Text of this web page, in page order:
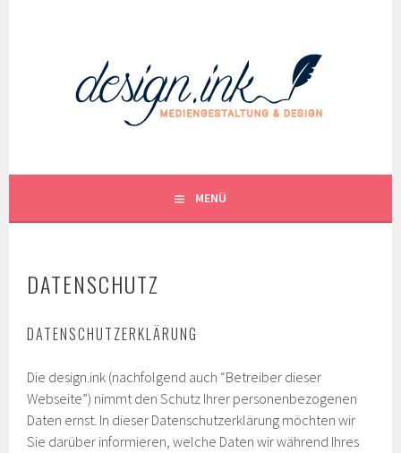
MENÜ
DATENSCHUTZ
DATENSCHUTZERKLÄRUNG
Die design.ink (nachfolgend auch “Betreiber dieser
Webseite”) nimmt den Schutz Ihrer personenbezogenen
Daten ernst. In dieser Datenschutzerklärung möchten wir
Sie darüber informieren, welche Daten wir während Ihres